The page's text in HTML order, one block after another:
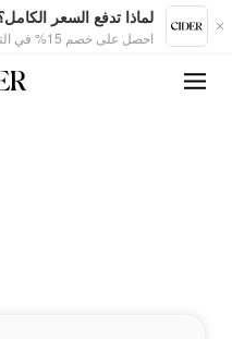
لماذا تدفع السعر
احصل على خصم 15% في التطبيق